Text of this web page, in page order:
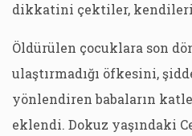
dikkatini çektiler,
Öldürülen çocuklara son
ulaştırmadığı öfkesini,
yönlendiren babaların
eklendi. Dokuz yaşındaki